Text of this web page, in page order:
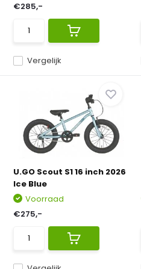
Vergelijk
€285,-
U.GO Scout S1 16 inch 2026
Ice Blue
Voorraad
€275,-